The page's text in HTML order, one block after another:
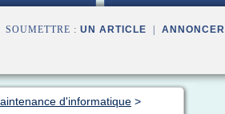
: UN ARTICLE ANNONCER
d'informatique >